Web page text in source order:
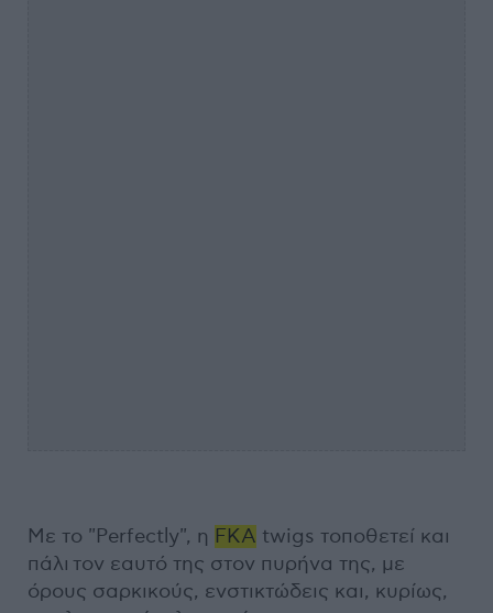
Με το "Perfectly", η FKA twigs τοποθετεί και
πάλι τον εαυτό της στον πυρήνα της, με
όρους σαρκικούς, ενστικτώδεις και, κυρίως,